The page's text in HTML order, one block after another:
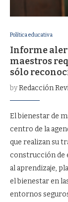
Política educativa
Informe
maestros
sólo
byRedacción
El bienestar de
centro de la
que realizan su
construcción de
al aprendizaje,
el bienestar en
entornos